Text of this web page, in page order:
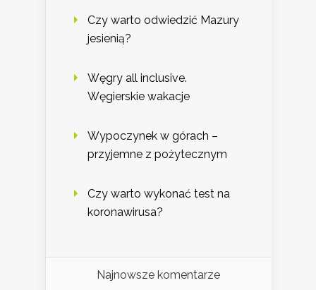
Czy warto odwiedzić Mazury
jesienią?
Węgry all inclusive.
Węgierskie wakacje
Wypoczynek w górach –
przyjemne z pożytecznym
Czy warto wykonać test na
koronawirusa?
Najnowsze komentarze